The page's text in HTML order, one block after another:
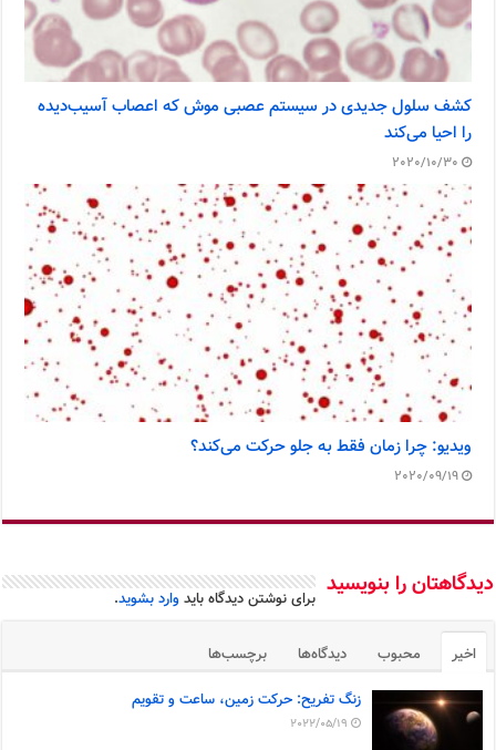
کشف سلول جدیدی در سیستم عصبی موش که اعصاب آسیب‌دیده
را احیا می‌کند
2020/10/30
ویدیو: چرا زمان فقط به جلو حرکت می‌کند؟
2020/09/19
دیدگاهتان را بنویسید برای نوشتن دیدگاه بایدوارد بشوید.
اخیر محبوب دیدگاه‌ها برچسب‌ها
زنگ تفریح: حرکت زمین، ساعت و تقویم
2022/05/19